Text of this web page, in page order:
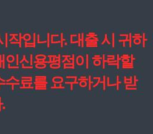
작입니다. 대출 시 귀하
인신용평점이 하락할
료를 요구하거나 받